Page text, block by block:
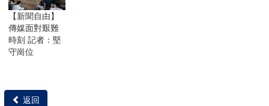
【新聞自由】
傳媒面對艱難
時刻 記者：堅
守崗位
返回